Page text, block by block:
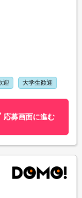
迎 大学生歓迎
応募画面に進む